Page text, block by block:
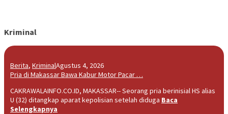
Kriminal
Berita, KriminalAgustus 4, 2026
Pria di Makassar Bawa Kabur Motor Pacar …
CAKRAWALAINFO.CO.ID, MAKASSAR-- Seorang pria berinisial HS alias
U (32) ditangkap aparat kepolisian setelah diduga Baca
Selengkapnya